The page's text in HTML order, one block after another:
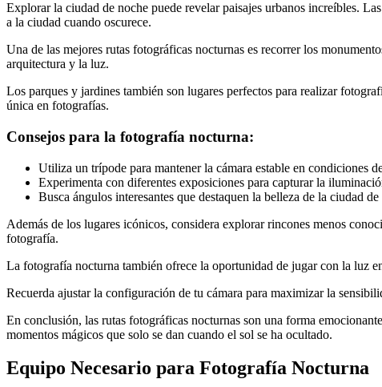
Explorar la ciudad de noche puede revelar paisajes urbanos increíbles.
a la ciudad cuando oscurece.
Una de las mejores rutas fotográficas nocturnas es recorrer los
arquitectura y la luz.
Los parques y jardines también son lugares perfectos para realizar
única en fotografías.
Consejos para la fotografía nocturna:
Utiliza un trípode para mantener la cámara estable en condiciones
Experimenta con diferentes exposiciones para capturar la
Busca ángulos interesantes que destaquen la belleza de la ciudad de
Además de los lugares icónicos, considera explorar rincones menos
fotografía.
La fotografía nocturna también ofrece la oportunidad de jugar con la luz
Recuerda ajustar la configuración de tu cámara para maximizar la
En conclusión, las rutas fotográficas nocturnas son una forma
momentos mágicos que solo se dan cuando el sol se ha ocultado.
Equipo Necesario para Fotografía Nocturna